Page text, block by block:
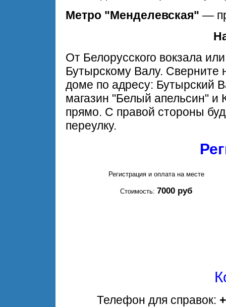
Метро "Менделевская" —
От Белорусского вокзала
Бутырскому Валу. Сверните
доме по адресу: Бутырский
магазин "Белый апельсин"
прямо. С правой стороны
переулку.
Регистрация и оплата на месте
Стоимость: 7000 руб
Телефон для справок: